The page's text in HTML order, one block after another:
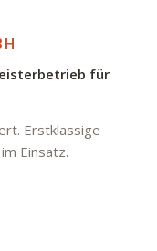
für
Erstklassige
Einsatz.